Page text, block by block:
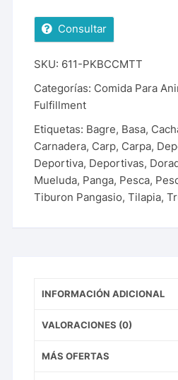
Consultar
SKU: 611-PKBCCMTT
Categorías: Comida Para
Fulfillment
Etiquetas: Bagre, Basa,
Carnadera, Carp, Carpa,
Deportiva, Deportivas,
Mueluda, Panga, Pesca,
Tiburon Pangasio,Tilapia,
INFORMACIÓN ADICIONAL
VALORACIONES (0)
MÁS OFERTAS